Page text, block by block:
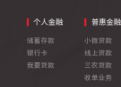
个人金融
储蓄存款
银行卡
我要贷款
普惠金融
小微贷款
线上贷款
三农贷款
收单业务